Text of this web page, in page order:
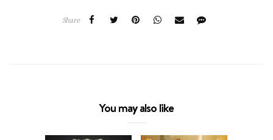
Share
You may also like